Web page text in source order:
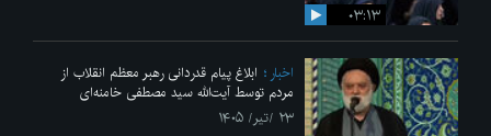
۰۳:۱۳
اخبار
ابلاغ پیام قدردانی رهبر معظم انقلاب از
مردم توسط آیت‌الله سید مصطفی خامنه‌ای
۲۳ /تیر/ ۱۴۰۵